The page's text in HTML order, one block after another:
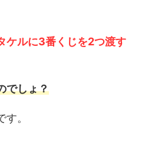
ケルに3番くじを2つ渡す
でしょ？
。